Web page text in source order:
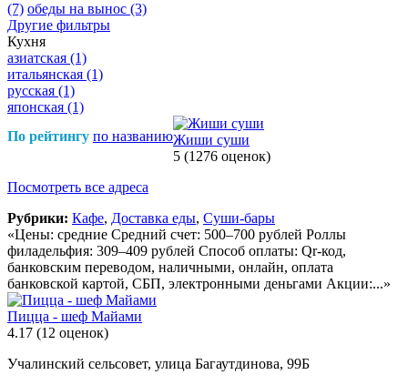
(7) обеды на вынос (3)
Другие фильтры
Кухня
азиатская (1)
итальянская (1)
русская (1)
японская (1)
По рейтингу по названиюЖиши суши
5 (1276 оценок)
Посмотреть все адреса
Рубрики: Кафе, Доставка еды, Суши-бары
«Цены: средние Средний счет: 500–700 рублей Роллы
филадельфия: 309–409 рублей Способ оплаты: Qr-код,
банковским переводом, наличными, онлайн, оплата
банковской картой, СБП, электронными деньгами Акции:...»
Пицца - шеф Майами
4.17 (12 оценок)
Учалинский сельсовет, улица Багаутдинова, 99Б